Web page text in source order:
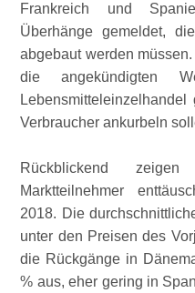
Frankreich und
Überhänge gemeldet,
abgebaut werden
die angekündigten
Verbraucher ankurbeln
Rückblickend
Marktteilnehmer
2018. Die
unter den Preisen des
die Rückgänge in
% aus, eher gering in